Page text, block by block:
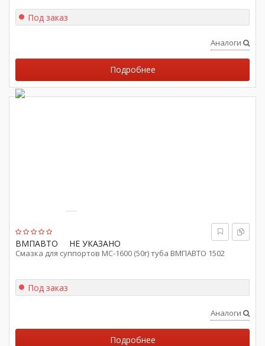
Под заказ
Аналоги
Подробнее
ВМПАВТО НЕ УКАЗАНО
Смазка для суппортов МС-1600 (50г) туба ВМПАВТО 1502
Под заказ
Аналоги
Подробнее